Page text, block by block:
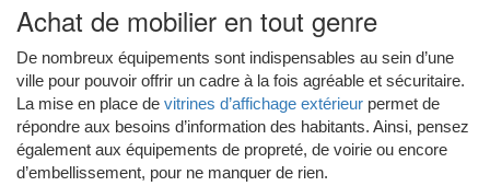
Achat de mobilier en tout genre
De nombreux équipements sont indispensables au sein d’une
ville pour pouvoir offrir un cadre à la fois agréable et sécuritaire.
La mise en place de vitrines d’affichage extérieur permet de
répondre aux besoins d’information des habitants. Ainsi, pensez
également aux équipements de propreté, de voirie ou encore
d’embellissement, pour ne manquer de rien.